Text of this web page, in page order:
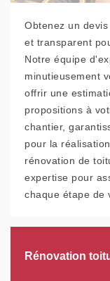
Obtenez un
et transparent
Notre équipe
minutieusement
offrir une
propositions à
chantier,
pour la
rénovation de
expertise pour
chaque étape de
Rénovation